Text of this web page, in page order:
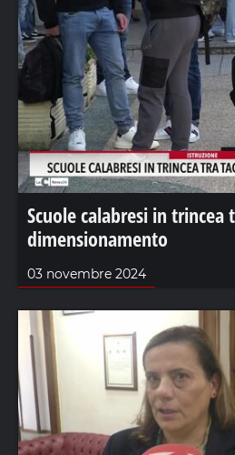
Scuole calabresi in trincea
dimensionamento
03 novembre 2024